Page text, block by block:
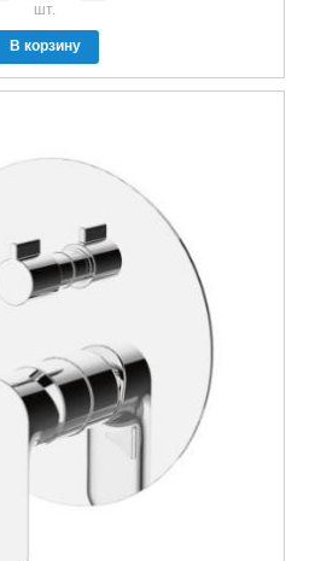
шт.
В корзину